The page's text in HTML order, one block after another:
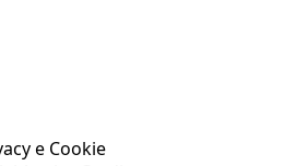
e Cookie